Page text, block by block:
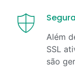
Além
SSL
são